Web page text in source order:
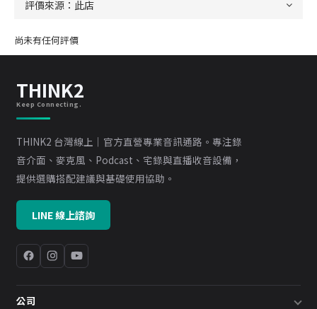
尚未有任何評價
THINK2
Keep Connecting.
THINK2 台灣線上｜官方直營專業音訊通路。專注錄
音介面、麥克風、Podcast、宅錄與直播收音設備，
提供選購搭配建議與基礎使用協助。
LINE 線上諮詢
公司